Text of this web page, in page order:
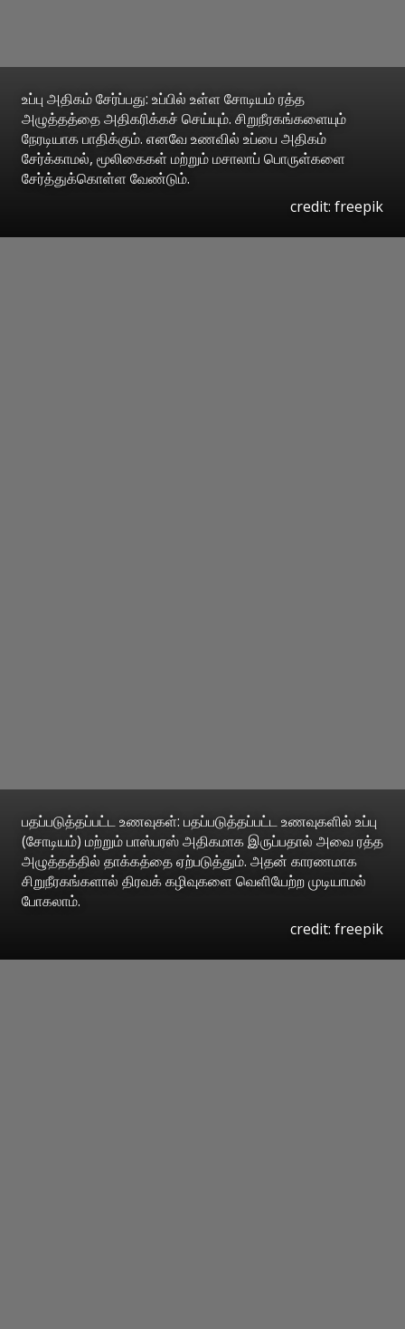
உப்பு அதிகம் சேர்ப்பது: உப்பில் உள்ள சோடியம் ரத்த
அழுத்தத்தை அதிகரிக்கச் செய்யும். சிறுநீரகங்களையும்
நேரடியாக பாதிக்கும். எனவே உணவில் உப்பை அதிகம்
சேர்க்காமல், மூலிகைகள் மற்றும் மசாலாப் பொருள்களை
சேர்த்துக்கொள்ள வேண்டும்.
credit: freepik
பதப்படுத்தப்பட்ட உணவுகள்: பதப்படுத்தப்பட்ட உணவுகளில் உப்பு
(சோடியம்) மற்றும் பாஸ்பரஸ் அதிகமாக இருப்பதால் அவை ரத்த
அழுத்தத்தில் தாக்கத்தை ஏற்படுத்தும். அதன் காரணமாக
சிறுநீரகங்களால் திரவக் கழிவுகளை வெளியேற்ற முடியாமல்
போகலாம்.
credit: freepik